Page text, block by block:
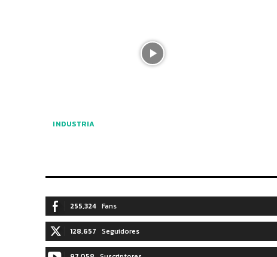
INDUSTRIA
255,324 Fans
128,657 Seguidores